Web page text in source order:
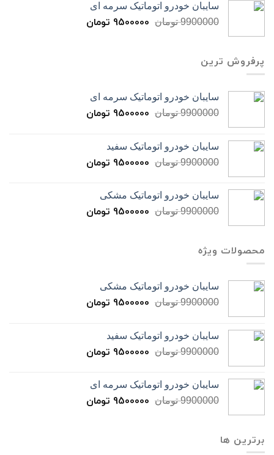
سایبان خودرو اتوماتیک سرمه ای
9900000 تومان 9500000 تومان
پرفروش ترین
سایبان خودرو اتوماتیک سرمه ای
9900000 تومان 9500000 تومان
سایبان خودرو اتوماتیک سفید
9900000 تومان 9500000 تومان
سایبان خودرو اتوماتیک مشکی
9900000 تومان 9500000 تومان
محصولات ویژه
سایبان خودرو اتوماتیک مشکی
9900000 تومان 9500000 تومان
سایبان خودرو اتوماتیک سفید
9900000 تومان 9500000 تومان
سایبان خودرو اتوماتیک سرمه ای
9900000 تومان 9500000 تومان
برترین ها